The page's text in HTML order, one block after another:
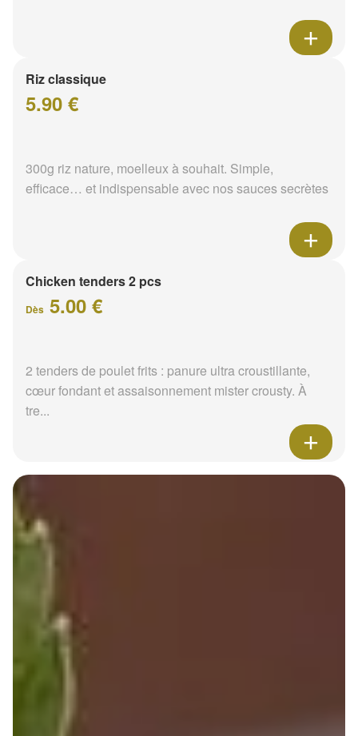
Riz classique
5.90 €
300g riz nature, moelleux à souhait. Simple,
efficace… et indispensable avec nos sauces secrètes
Chicken tenders 2 pcs
Dès 5.00 €
2 tenders de poulet frits : panure ultra croustillante,
cœur fondant et assaisonnement mister crousty. À
tre...